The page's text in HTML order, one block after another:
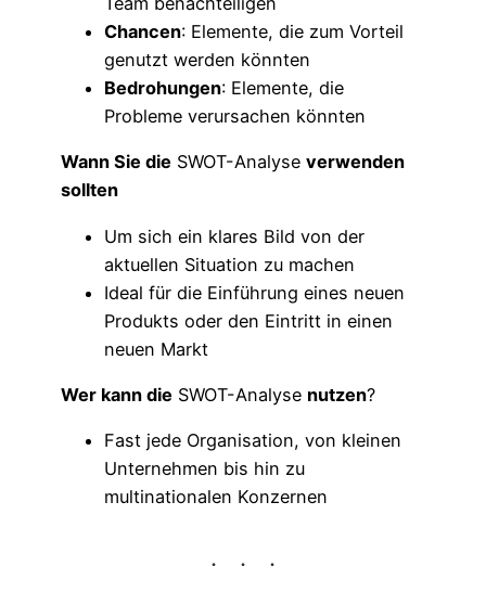
Chancen: Elemente, die zum Vorteil
genutzt werden könnten
Bedrohungen: Elemente, die
Probleme verursachen könnten
Wann Sie die SWOT-Analyseverwenden
sollten
Um sich ein klares Bild von der
aktuellen Situation zu machen
Ideal für die Einführung eines neuen
Produkts oder den Eintritt in einen
neuen Markt
Wer kann die SWOT-Analyse nutzen?
Fast jede Organisation, von kleinen
Unternehmen bis hin zu
multinationalen Konzernen